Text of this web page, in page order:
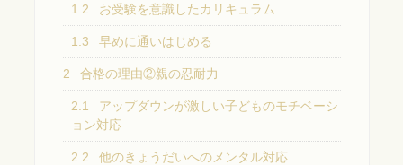
1.2 お受験を意識したカリキュラム
1.3 早めに通いはじめる
2 合格の理由②親の忍耐力
2.1
アップダウンが激しい子どものモチベーシ
ョン対応
2.2 他のきょうだいへのメンタル対応